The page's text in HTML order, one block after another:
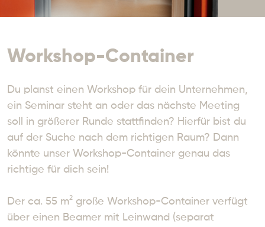
Workshop-Container
Du planst einen Workshop für dein Unternehmen,
ein Seminar steht an oder das nächste Meeting
soll in größerer Runde stattfinden? Hierfür bist du
auf der Suche nach dem richtigen Raum? Dann
könnte unser Workshop-Container genau das
richtige für dich sein!
Der ca. 55 m² große Workshop-Container verfügt
über einen Beamer mit Leinwand (separat